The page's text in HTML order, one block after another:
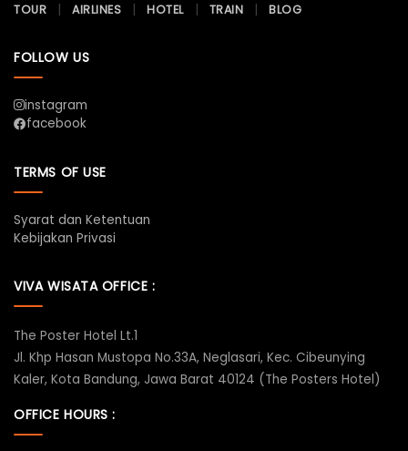
TOUR AIRLINES HOTEL TRAIN BLOG
FOLLOW US
instagram
facebook
TERMS OF USE
Syarat dan Ketentuan
Kebijakan Privasi
VIVA WISATA OFFICE :
The Poster Hotel Lt.1
Jl. Khp Hasan Mustopa No.33A, Neglasari, Kec. Cibeunying
Kaler, Kota Bandung, Jawa Barat 40124 (The Posters Hotel)
OFFICE HOURS :